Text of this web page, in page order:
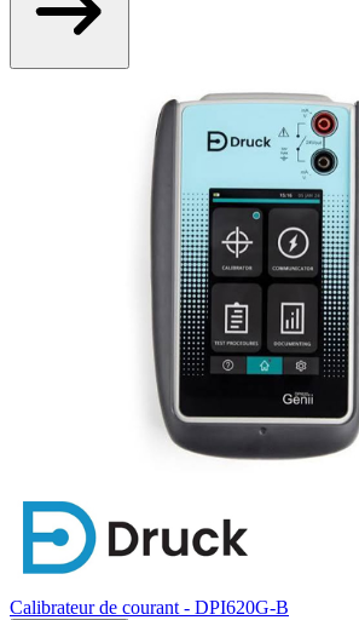
Calibrateur de courant - DPI620G-B